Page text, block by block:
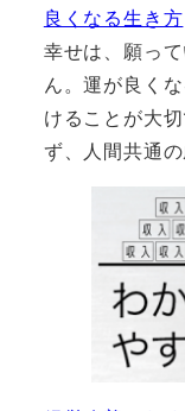
良くなる生き方
幸せは、願っ
ん。運が良く
けることが大
ず、人間共通の